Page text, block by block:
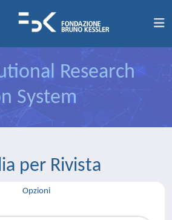
Research
System
per Rivista
Opzioni